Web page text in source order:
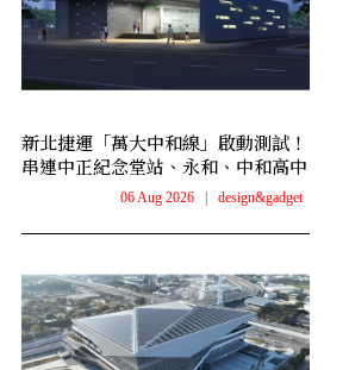
新北捷運「萬大中和線」啟動測試！
串連中正紀念堂站、永和、中和高中
06 Aug 2026 design&gadget